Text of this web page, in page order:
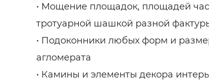
• Мощение площадок, площадей
тротуарной шашкой разной
• Подоконники любых форм и
агломерата
• Камины и элементы декора